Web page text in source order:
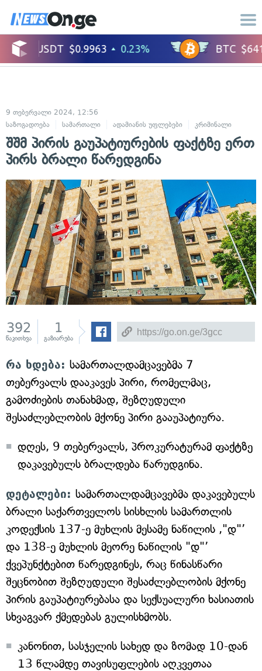
9 თებერვალი 2024, 12:56
საზოგადოება
სამართალი ადამიანის უფლებები კრიმინალი
შშმ პირის გაუპატიურების ფაქტზე ერთ
პირს ბრალი წარედგინა
392
წაკითხვა
1
გაზიარება
რა ხდება: სამართალდამცავებმა 7
თებერვალს დააკავეს პირი, რომელმაც,
გამოძიების თანახმად, შეზღუდული
შესაძლებლობის მქონე პირი გააუპატიურა.
დღეს, 9 თებერვალს, პროკურატურამ ფაქტზე
დაკავებულს ბრალდება წარუდგინა.
დეტალები: სამართალდამცავებმა დაკავებულს
ბრალი საქართველოს სისხლის სამართლის
კოდექსის 137-ე მუხლის მესამე ნაწილის ,"დ"’
და 138-ე მუხლის მეორე ნაწილის "დ"’
ქვეპუნქტებით წარედგინეს, რაც წინასწარი
შეცნობით შეზღუდული შესაძლებლობის მქონე
პირის გაუპატიურებასა და სექსუალური ხასიათის
სხვაგვარ ქმედებას გულისხმობს.
კანონით, სასჯელის სახედ და ზომად 10-დან
13 წლამდე თავისუფლების აღკვეთაა